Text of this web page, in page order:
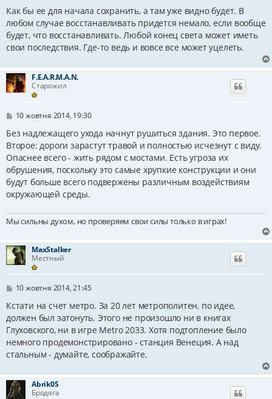
в
д
о
м
л
н
н
я
Как бы ее для начала сохранить, а там уже видно будет. В
любом случае восстанавливать придется немало, если вообще
будет, что восстанавливать. Любой конец света может иметь
свои последствия. Где-то ведь и вовсе все может уцелеть.
F.E.A.R.M.A.N.
Старожил
П
в
д
о
м
л
е
н
н
10 жовтня 2014, 19:30
Без надлежащего ухода начнут рушиться здания. Это первое.
Второе: дороги зарастут травой и полностью исчезнут с виду.
Опаснее всего - жить рядом с мостами. Есть угроза их
обрушения, поскольку это самые хрупкие конструкции и они
будут больше всего подвержены различным воздействиям
окружающей среды.
Мы сильны духом, но проверяем свои силы только в играх!
MaxStalker
Местный
П
в
д
о
м
л
е
н
я
10 жовтня 2014, 21:45
Кстати на счет метро. За 20 лет метрополитен, по идее,
должен был затонуть. Этого не произошло ни в книгах
Глуховского, ни в игре Metro 2033. Хотя подтопление было
немного продемонстрировано - станция Венеция. А над
стальным - думайте, соображайте.
Abrik0S
Бродяга